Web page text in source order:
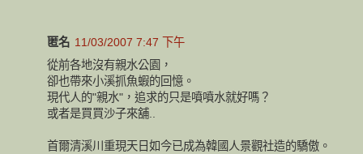
匿名 11/03/2007 7:47 下午
從前各地沒有親水公園，
卻也帶來小溪抓魚蝦的回憶。
現代人的"親水"，追求的只是噴噴水就好嗎？
或者是買買沙子來舖..
首爾清溪川重現天日如今已成為韓國人景觀社造的驕傲。